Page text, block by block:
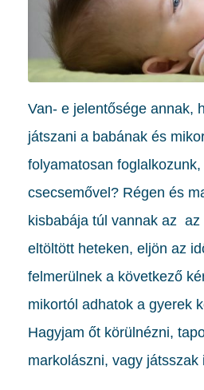
Van- e jelentősége annak,
játszani a babának és
folyamatosan
csecsemővel? Régen és
kisbabája túl vannak az az
eltöltött heteken, eljön az
felmerülnek a következő
mikortól adhatok a gyerek
Hagyjam őt körülnézni,
markolászni, vagy